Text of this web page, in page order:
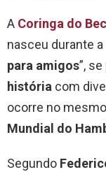
A Coringa do
nasceu durante
para amigos”,
história com
ocorre no
Mundial do
Segundo